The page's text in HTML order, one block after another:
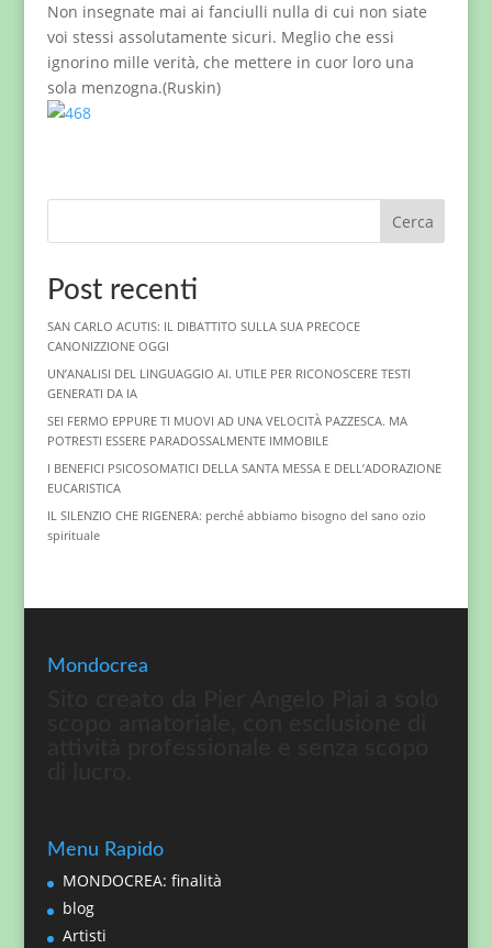
Non insegnate mai ai fanciulli nulla di cui non siate
voi stessi assolutamente sicuri. Meglio che essi
ignorino mille verità, che mettere in cuor loro una
sola menzogna.(Ruskin)
Cerca
Post recenti
SAN CARLO ACUTIS: IL DIBATTITO SULLA SUA PRECOCE
CANONIZZIONE OGGI
UN’ANALISI DEL LINGUAGGIO AI. UTILE PER RICONOSCERE TESTI
GENERATI DA IA
SEI FERMO EPPURE TI MUOVI AD UNA VELOCITÀ PAZZESCA. MA
POTRESTI ESSERE PARADOSSALMENTE IMMOBILE
I BENEFICI PSICOSOMATICI DELLA SANTA MESSA E DELL’ADORAZIONE
EUCARISTICA
IL SILENZIO CHE RIGENERA: perché abbiamo bisogno del sano ozio
spirituale
Mondocrea
Menu Rapido
MONDOCREA: finalità
blog
Artisti